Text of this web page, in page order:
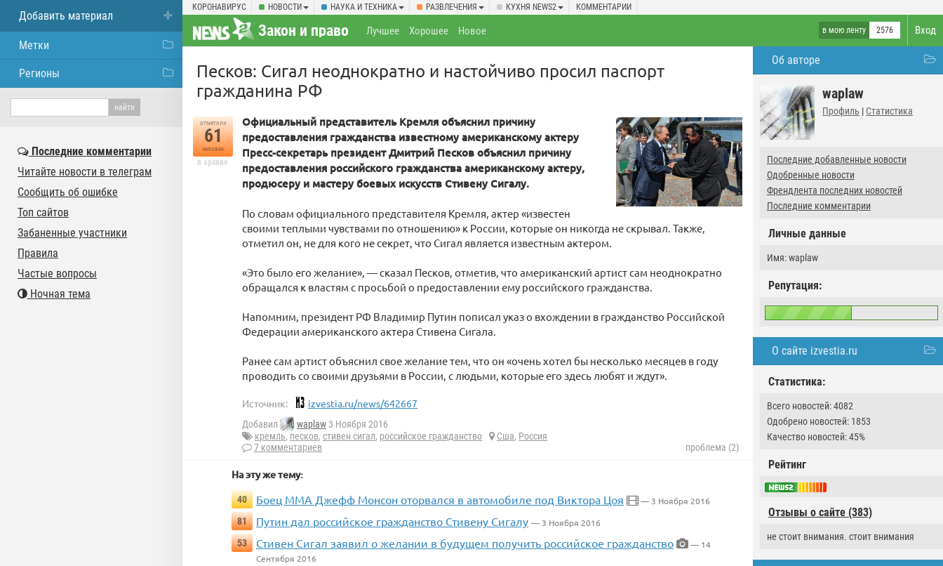
КОРОНАВИРУС НОВОСТИ НАУКА И ТЕХНИКА РАЗВЛЕЧЕНИЯ КУХНЯ NEWS2 КОММЕНТАРИИ
Вход
Закон и право в мою ленту 2576
Лучшее Хорошее Новое
Об авторе
waplaw
Профиль | Статистика
Последние добавленные новости
Одобренные новости
Френдлента последних новостей
Последние комментарии
Личные данные
Имя: waplaw
Репутация:
О сайте izvestia.ru
Статистика:
Всего новостей: 4082
Одобрено новостей: 1853
Качество новостей: 45%
Рейтинг
Отзывы о сайте (383)
не стоит внимания. стоит внимания
Песков: Сигал неоднократно и настойчиво просил паспорт
гражданина РФ
отметили
61
человек
в архиве
Официальный представитель Кремля объяснил причину
предоставления гражданства известному американскому актеру
Пресс-секретарь президент Дмитрий Песков объяснил причину
предоставления российского гражданства американскому актеру,
продюсеру и мастеру боевых искусств Cтивену Cигалy.
По словам официального представителя Кремля, актер «известен
своими теплыми чувствами по отношению» к России, которые он никогда не скрывал. Также,
отметил он, не для кого не секрет, что Сигал является известным актером.
«Это было его желание», — сказал Песков, отметив, что американский артист сам неоднократно
обращался к властям с просьбой о предоставлении ему российского гражданства.
Напомним, президент РФ Владимир Путин пописал указ о вхождении в гражданство Российской
Федерации американского актера Cтивена Cигала.
Ранее сам артист объяснил свое желание тем, что он «очень хотел бы несколько месяцев в году
проводить со своими друзьями в России, с людьми, которые его здесь любят и ждут».
Источник: izvestia.ru/news/642667
Добавил waplaw 3 Ноября 2016
кремль, песков, стивен сигал, российское гражданство Сша, Россия
7 комментариев
проблема (2)
На эту же тему:
40 Боец ММА Джефф Монсон оторвался в автомобиле под Виктора Цоя
— 3 Ноября 2016
81
Путин дал российское гражданство Стивену Сигалу — 3 Ноября 2016
53
Стивен Сигал заявил о желании в будущем получить российское гражданство
— 14
Сентября 2016
Добавить материал
Метки
Регионы
Последние комментарии
Читайте новости в телеграм
Сообщить об ошибке
Топ сайтов
Забаненные участники
Правила
Частые вопросы
Ночная тема